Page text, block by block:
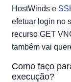
HostWinds e
efetuar login no
recurso GET
também vai
Como faço
execução?